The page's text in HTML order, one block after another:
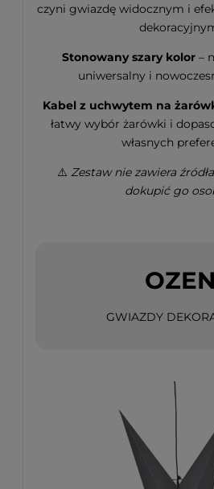
czyni gwiazdę widocznym i
Stonowany szary kolor –
uniwersalny i
Kabel z uchwytem na
łatwy wybór żarówki i
własnych
⚠️ Zestaw nie zawiera
dokupić go
OZEN
GWIAZDY